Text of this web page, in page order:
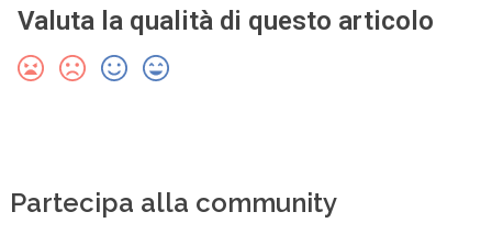
Valuta la qualità di questo articolo
Partecipa alla community